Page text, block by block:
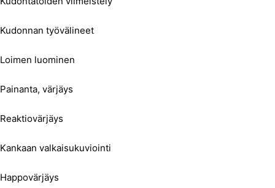
Kudonnan työvälineet
Loimen luominen
Painanta, värjäys
Reaktiovärjäys
Kankaan valkaisukuviointi
Happovärjäys